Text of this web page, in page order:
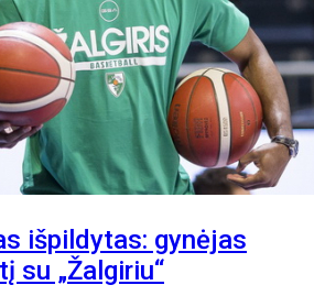
išpildytas: gynėjas
su „Žalgiriu“